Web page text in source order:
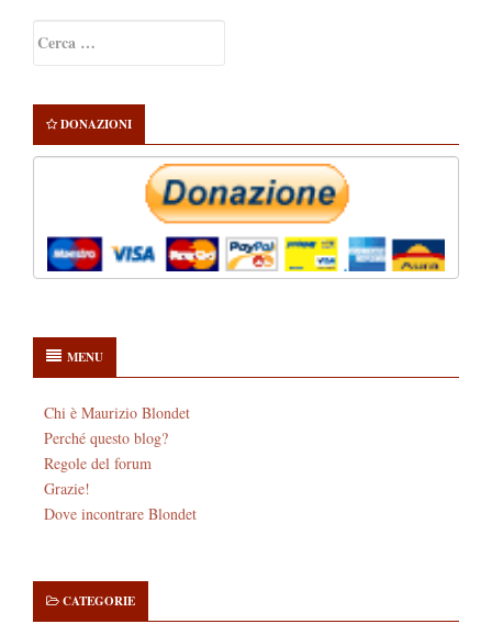
Sidebar
per:
DONAZIONI
MENU
Chi è Maurizio Blondet
Perché questo blog?
Regole del forum
Grazie!
Dove incontrare Blondet
CATEGORIE